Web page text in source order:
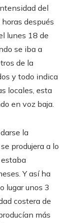
del
después
lunes 18 de
se iba a
de la
y todo indica
locales, esta
en voz baja.
la
produjera a lo
estaba
Y así ha
lugar unos 3
costera de
más